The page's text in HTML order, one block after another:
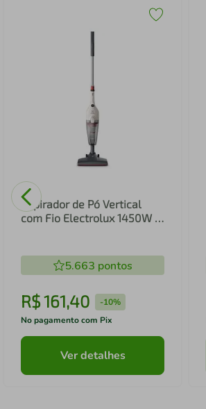
Aspirador de Pó Vertical
com Fio Electrolux 1450W 2
5.663 pontos
R$161,40 -10%
No pagamento com Pix
Ver detalhes